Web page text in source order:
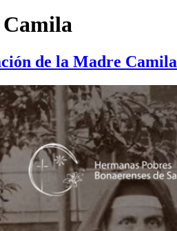
de la Madre Camila